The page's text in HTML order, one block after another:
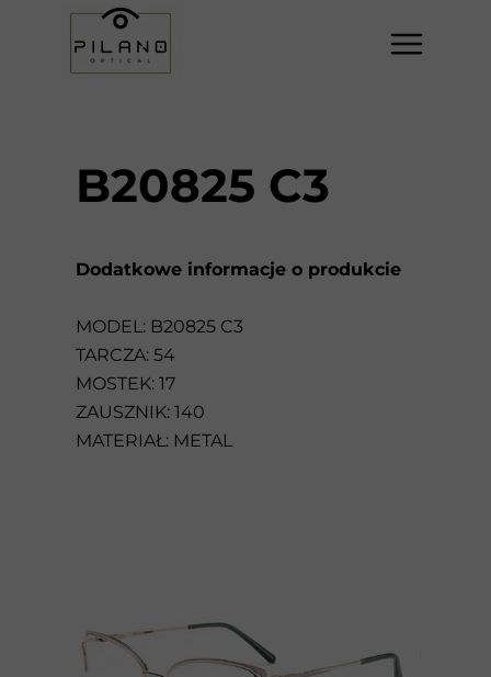
Dodatkowe informacje o produkcie
MODEL: B20825 C3
TARCZA: 54
MOSTEK: 17
ZAUSZNIK: 140
MATERIAŁ: METAL
B20825 C3